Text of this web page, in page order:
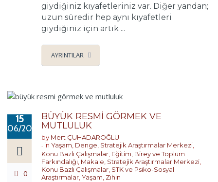
giydiğiniz kıyafetleriniz var. Diğer yandan;
uzun süredir hep aynı kıyafetleri
giydiğiniz için artık ...
AYRINTILAR
15
06/2017
0
BÜYÜK RESMİ GÖRMEK VE
MUTLULUK
by Mert ÇUHADAROĞLU
in Yaşam, Denge, Stratejik Araştırmalar Merkezi,
Konu Bazlı Çalışmalar, Eğitim, Birey ve Toplum
Farkındalığı, Makale, Stratejik Araştırmalar Merkezi,
Konu Bazlı Çalışmalar, STK ve Psiko-Sosyal
Araştırmalar,Yaşam, Zihin